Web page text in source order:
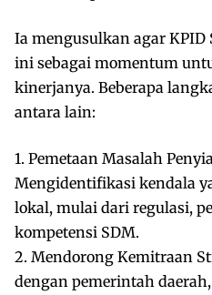
Ia mengusulkan agar
ini sebagai momentum
kinerjanya. Beberapa
antara lain:
1. Pemetaan Masalah
Mengidentifikasi kendala
lokal, mulai dari regulasi,
kompetensi SDM.
2. Mendorong Kemitraan
dengan pemerintah